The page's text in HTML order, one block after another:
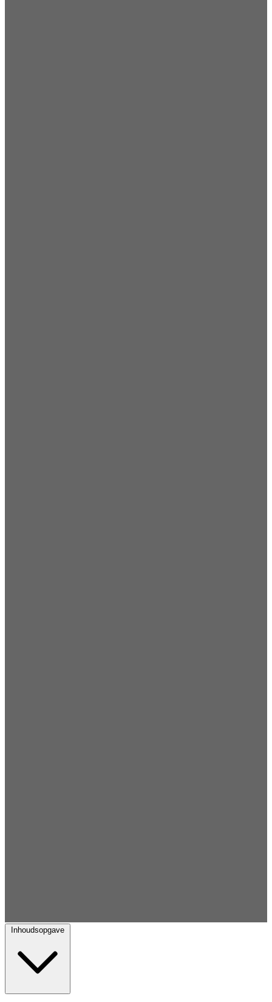
Inhoudsopgave